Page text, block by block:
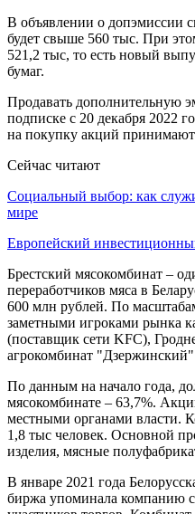
В объявлении о допэмиссии
будет свыше 560 тыс. При
521,2 тыс, то есть новый
бумаг.
Продавать дополнительную
подписке с 20 декабря 2022
на покупку акций принимают
Сейчас читают
Социальный выбор: как
мире
Европейский
Брестский мясокомбинат –
переработчиков мяса в
600 млн рублей. По
заметными игроками рынка
(поставщик сети KFC),
агрокомбинат
По данным на начало года,
мясокомбинате – 63,7%.
местными органами власти.
1,8 тыс человек. Основной
изделия, мясные
В январе 2021 года
биржа упоминала компанию